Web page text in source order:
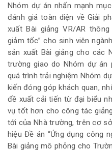
Nhóm dự án nhấn mạnh
đánh giá toàn diện về Giải
xuất Bài giảng VR/AR thông
giảm tốc” cho sinh viên
sản xuất Bài giảng cho các
trường giao do Nhóm dự án
quá trình trải nghiệm Nhóm
kiến đóng góp khách quan,
đề xuất cải tiến từ đại biểu
vụ tốt hơn cho công tác
tới của Nhà trường, trên cơ
hiệu Đề án “Ứng dụng công
Bài giảng mô phỏng cho